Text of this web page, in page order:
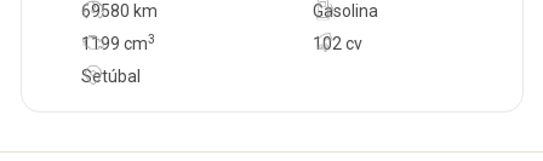
69580 km
102 cv
Gasolina
1199 cm3
Setúbal